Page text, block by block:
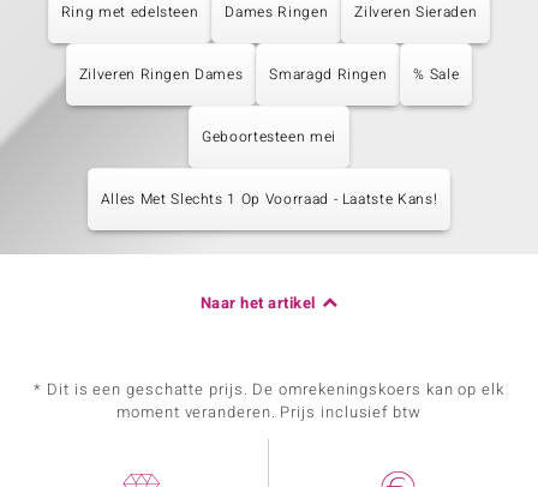
Ring met edelsteen Dames Ringen Zilveren Sieraden
Zilveren Ringen Dames Smaragd Ringen % Sale
Geboortesteen mei
Alles Met Slechts 1 Op Voorraad - Laatste Kans!
Naar het artikel
* Dit is een geschatte prijs. De omrekeningskoers kan op elk
moment veranderen. Prijs inclusief btw